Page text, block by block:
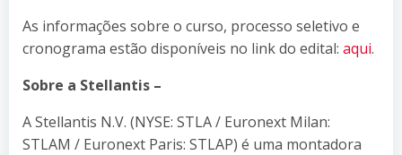
As informações sobre o curso, processo seletivo e
cronograma estão disponíveis no link do edital: aqui.
Sobre a Stellantis –
A Stellantis N.V. (NYSE: STLA / Euronext Milan:
STLAM / Euronext Paris: STLAP) é uma montadora